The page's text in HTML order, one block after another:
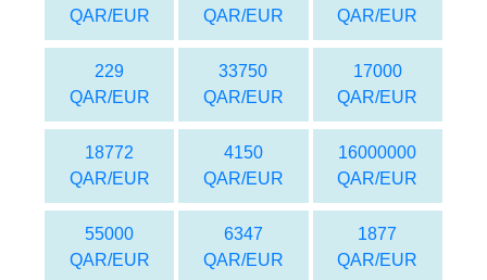
QAR/EUR
QAR/EUR
QAR/EUR
17000
QAR/EUR
33750
QAR/EUR
229
QAR/EUR
16000000
QAR/EUR
4150
QAR/EUR
18772
QAR/EUR
1877
QAR/EUR
6347
QAR/EUR
55000
QAR/EUR